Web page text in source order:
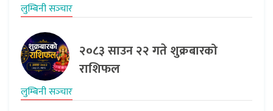
लुम्बिनी सञ्‍चार
२०८३ साउन २२ गते शुक्रबारको
राशिफल
लुम्बिनी सञ्‍चार